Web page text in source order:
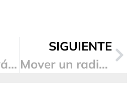
Cambiar la válvula termostática del radiador ¿Cuál es el precio de cada parte?
SIGUIENTE
Mover un radiador de sitio ¿Cómo se hace y cuánto cuesta?